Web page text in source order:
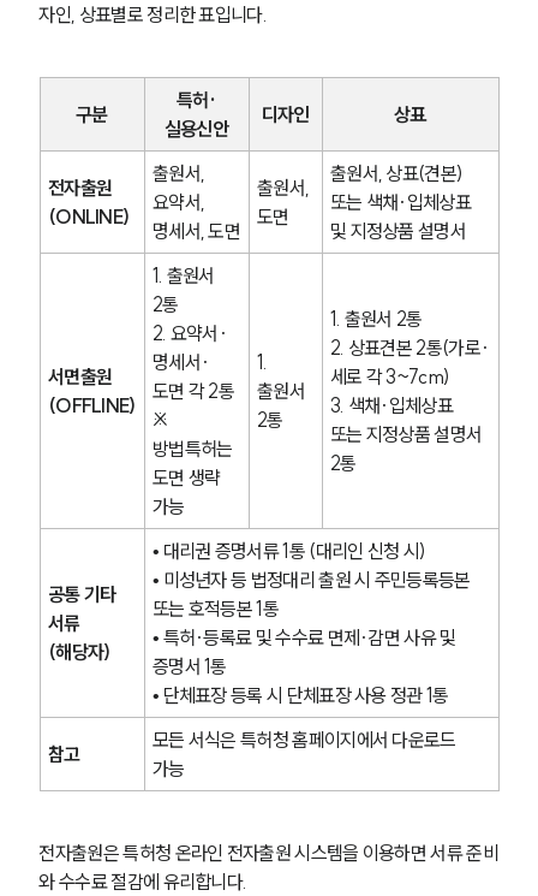
자인, 상표별로 정리한 표입니다.
구분
특허·
실용신안
디자인 상표
전자출원
(ONLINE)
출원서,
요약서,
명세서, 도면
출원서,
도면
출원서, 상표(견본)
또는 색채·입체상표
및 지정상품 설명서
서면출원
(OFFLINE)
1. 출원서
2통
2. 요약서·
명세서·
도면 각 2통
※
방법특허는
도면 생략
가능
1.
출원서
2통
1. 출원서 2통
2. 상표견본 2통(가로·
세로 각 3~7cm)
3. 색채·입체상표
또는 지정상품 설명서
2통
공통 기타
서류
(해당자)
• 대리권 증명서류 1통 (대리인 신청 시)
• 미성년자 등 법정대리 출원 시 주민등록등본
또는 호적등본 1통
• 특허·등록료 및 수수료 면제·감면 사유 및
증명서 1통
• 단체표장 등록 시 단체표장 사용 정관 1통
참고
모든 서식은 특허청 홈페이지에서 다운로드
가능
전자출원은 특허청 온라인 전자출원 시스템을 이용하면 서류 준비
와 수수료 절감에 유리합니다.